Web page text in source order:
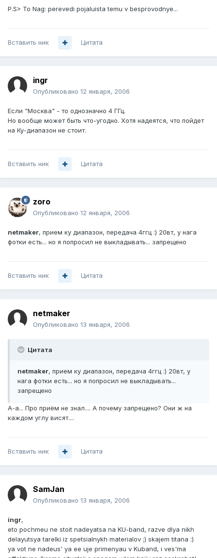
P.S> To Nag: perevedi pojaluista temu v besprovodnye...
Вставить ник Цитата
ingr
Опубликовано 12 января, 2006
Если "Москва" - то однозначно 4 ГГц.
Но вообще может быть что-угодно. Хотя надеятся, что пойдет
на Ку-диапазон не стоит.
Вставить ник Цитата
zoro
Опубликовано 12 января, 2006
netmaker, прием ку диапазон, передача 4ггц :) 20вт, у нага
фотки есть... но я попросил не выкладывать... запрещено
Вставить ник Цитата
netmaker
Опубликовано 13 января, 2006
Цитата
netmaker, прием ку диапазон, передача 4ггц :) 20вт, у
нага фотки есть... но я попросил не выкладывать...
запрещено
А-а... Про приём не знал.... А почему запрещено? Они ж на
каждом углу висят....
Вставить ник Цитата
SamJan
Опубликовано 13 января, 2006
ingr,
eto pochmeu ne stoit nadeyatsa na KU-band, razve dlya nikh
delayutsya tarelki iz spetsialnykh materialov ;) skajem titana :)
ya vot ne nadeus' ya ee uje primenyau v Kuband, i ves'ma